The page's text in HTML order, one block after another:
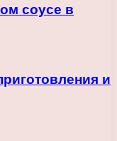
соусе в
и